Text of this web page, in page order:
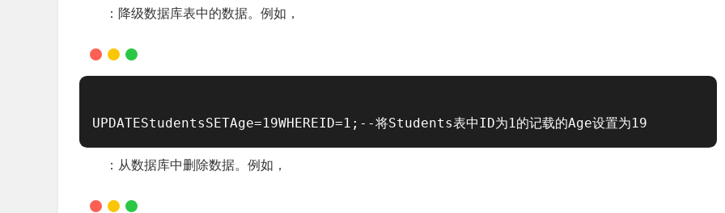
：降级数据库表中的数据。例如，
UPDATEStudentsSETAge=19WHEREID=1;--将Students表中ID为1的记载的Age设置为19
：从数据库中删除数据。例如，